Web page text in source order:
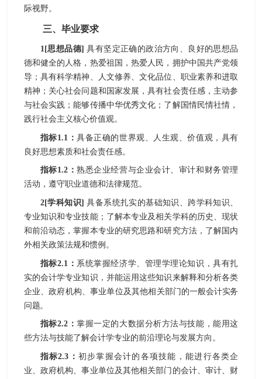
际视野。
三、毕业要求
1[思想品德]具有坚定正确的政治方向、良好的思想品
德和健全的人格，热爱祖国，热爱人民，拥护中国共产党领
导；具有科学精神、人文修养、文化品位、职业素养和进取
精神；关心社会问题和国家发展，具有社会责任感，主动参
与社会实践；能够传播中华优秀文化；了解国情民情社情，
践行社会主义核心价值观。
指标1.1 ：具备正确的世界观、 人生观、价值观 ， 具有
良好思想素质和社会责任感。
指标1.2 ：熟悉企业经营与企业会计、审计和 财务管理
活动 ， 遵守职业道德和法律规范。
2[学科知识] 具备系统扎实的基础知识、跨学科知识、
专业知识和专业技能；了解本专业及相关学科的历史、现状
和前沿动态，掌握本专业的研究思路和研究方法，了解国内
外相关政策法规和惯例。
指标2.1 ： 系统掌握经济学、管理学理论知识，具有扎
实的会计学专业知识，并能运用这些知识来解释和分析各类
企业、政府机构、事业单位及其他相关部门的一般会计实务
问题。
指标2.2 ：掌握一定的 大数据分析方法与技能 ，能用这
些方法与技能了解会计学专业的前沿理论与发展方向 。
指标2.3 ： 初步掌握会计的各项技能， 能进行各类企
业、政府机构、事业单位及其他相关部门 的会计、审计、财